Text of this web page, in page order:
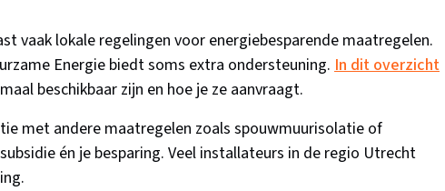
vaak lokale regelingen voor energiebesparende maatregelen.
Energie biedt soms extra ondersteuning. In dit overzicht
beschikbaar zijn en hoe je ze aanvraagt.
met andere maatregelen zoals spouwmuurisolatie of
én je besparing. Veel installateurs in de regio Utrecht